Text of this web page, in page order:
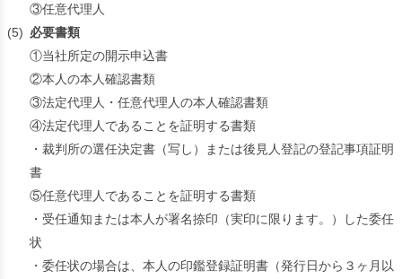
③任意代理人
(5) 必要書類
①当社所定の開示申込書
②本人の本人確認書類
③法定代理人・任意代理人の本人確認書類
④法定代理人であることを証明する書類
・裁判所の選任決定書（写し）または後見人登記の登記事項証明
書
⑤任意代理人であることを証明する書類
・受任通知または本人が署名捺印（実印に限ります。）した委任
状
・委任状の場合は、本人の印鑑登録証明書（発行日から３ヶ月以